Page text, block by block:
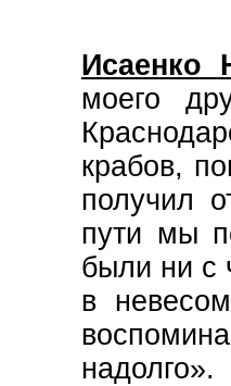
Исаенко
моего
крабов,
получил
пути мы
были ни с
в
надолго».